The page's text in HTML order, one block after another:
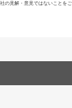
の見解・意見ではないことを